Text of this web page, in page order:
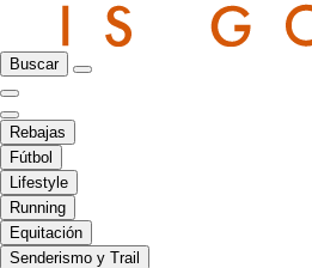
Buscar
Rebajas
Fútbol
Lifestyle
Running
Equitación
Senderismo y Trail